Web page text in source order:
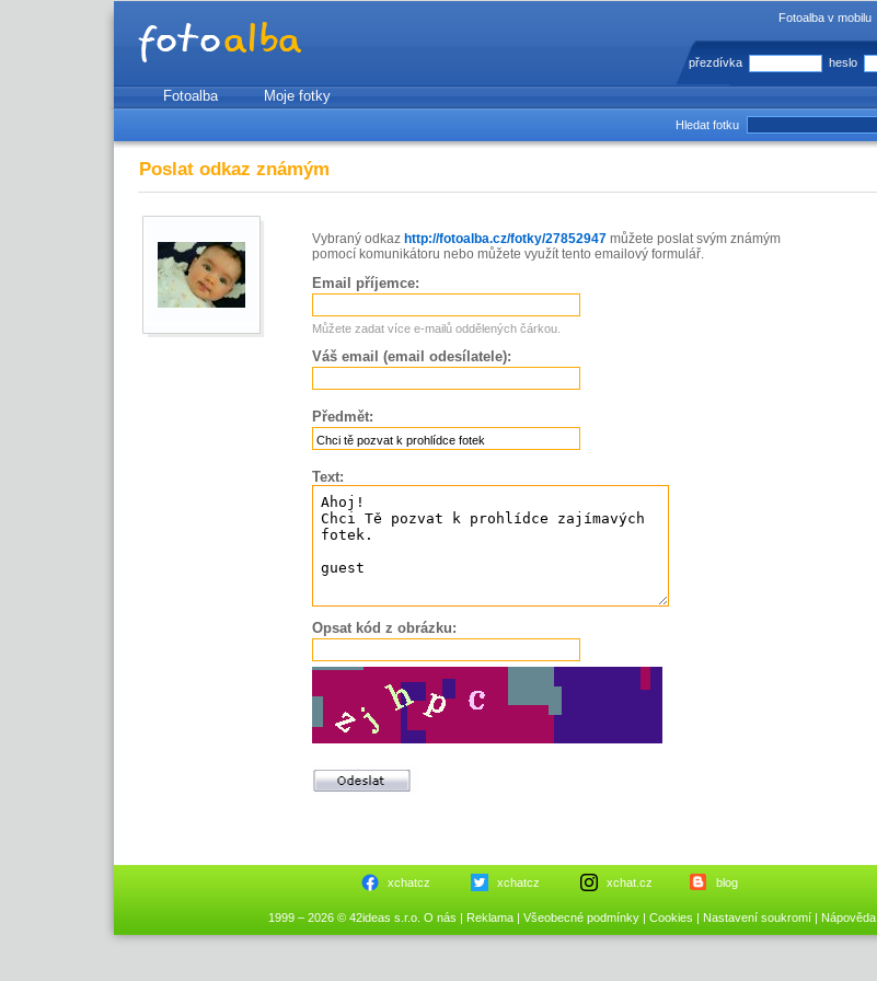
Fotoalba v mobilu
přezdívka heslo
Fotoalba
Moje fotky
Hledat fotku
Poslat odkaz známým
Vybraný odkaz http://fotoalba.cz/fotky/27852947 můžete poslat svým známým
pomocí komunikátoru nebo můžete využít tento emailový formulář.
Email příjemce:
Můžete zadat více e-mailů oddělených čárkou.
Váš email (email odesílatele):
Předmět:
Text:
Opsat kód z obrázku:
xchatcz xchatcz xchat.cz blog
1999 – 2026 © 42ideas s.r.o. O nás | Reklama| Všeobecné podmínky| Cookies | Nastavení soukromí| Nápověda